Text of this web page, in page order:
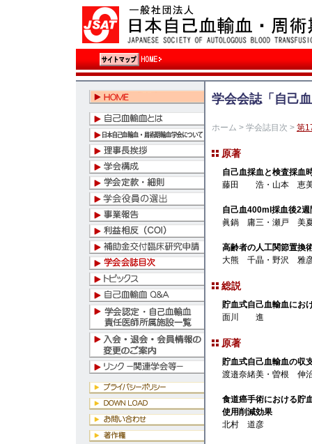
学会会誌「自己
ホーム > 学会誌目次 > 第
原著
自己血採血と検査採血
藤田 浩・山本 恵
自己血400ml採血後2
眞鍋 庸三・瀬戸 美
高齢者の人工関節置換
大熊 千晶・野沢 雅
総説
貯血式自己血輸血にお
面川 進
原著
貯血式自己血輸血の収
渡邉奈緒美・曽根
食道癌手術における貯
使用削減効果
北村 道彦